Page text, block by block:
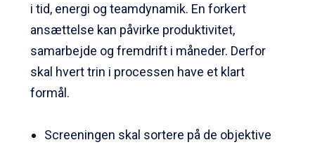
i tid, energi og teamdynamik. En forkert
ansættelse kan påvirke produktivitet,
samarbejde og fremdrift i måneder. Derfor
skal hvert trin i processen have et klart
formål.
Screeningen skal sortere på de objektive